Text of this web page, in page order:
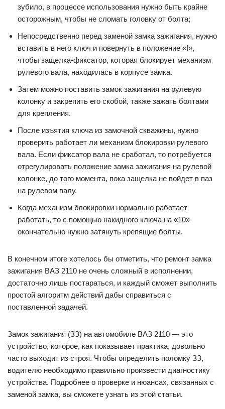
зубило, в процессе использования нужно быть крайне
осторожным, чтобы не сломать головку от болта;
Непосредственно перед заменой замка зажигания, нужно
вставить в него ключ и повернуть в положение «I»,
чтобы защелка-фиксатор, которая блокирует механизм
рулевого вала, находилась в корпусе замка.
Затем можно поставить замок зажигания на рулевую
колонку и закрепить его скобой, также зажать болтами
для крепления.
После изъятия ключа из замочной скважины, нужно
проверить работает ли механизм блокировки рулевого
вала. Если фиксатор вала не сработал, то потребуется
отрегулировать положение замка зажигания на рулевой
колонке, до того момента, пока защелка не войдет в паз
на рулевом валу.
Когда механизм блокировки нормально работает
работать, то с помощью накидного ключа на «10»
окончательно нужно затянуть крепящие болты.
В конечном итоге хотелось бы отметить, что ремонт замка
зажигания ВАЗ 2110 не очень сложный в исполнении,
достаточно лишь постараться, и каждый сможет выполнить
простой алгоритм действий дабы справиться с
поставленной задачей.
Замок зажигания (ЗЗ) на автомобиле ВАЗ 2110 — это
устройство, которое, как показывает практика, довольно
часто выходит из строя. Чтобы определить поломку ЗЗ,
водителю необходимо правильно произвести диагностику
устройства. Подробнее о проверке и нюансах, связанных с
заменой замка, вы сможете узнать из этой статьи.